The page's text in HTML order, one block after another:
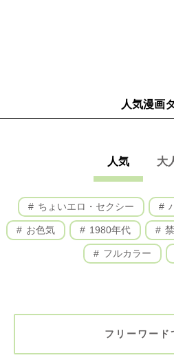
人気漫画
人気 大
ちょいエロ・セクシー
お色気 1980年代
フルカラー
フリーワード